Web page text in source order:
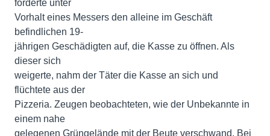
forderte unter
Vorhalt eines Messers den alleine im Geschäft
befindlichen 19-
jährigen Geschädigten auf, die Kasse zu öffnen. Als
dieser sich
weigerte, nahm der Täter die Kasse an sich und
flüchtete aus der
Pizzeria. Zeugen beobachteten, wie der Unbekannte in
einem nahe
gelegenen Grüngelände mit der Beute verschwand. Bei